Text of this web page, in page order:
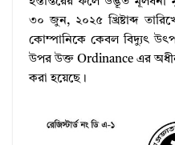
৩০ জুন, ২০২৫ খ্রিষ্টাব্দ
কোম্পানিকে কেবল বিদ্যুৎ
উপর উক্ত Ordinance এর অধীন
করা হয়েছে।